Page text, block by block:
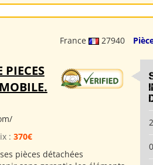
France 27940
PIECES
: 370€
pièces détachées